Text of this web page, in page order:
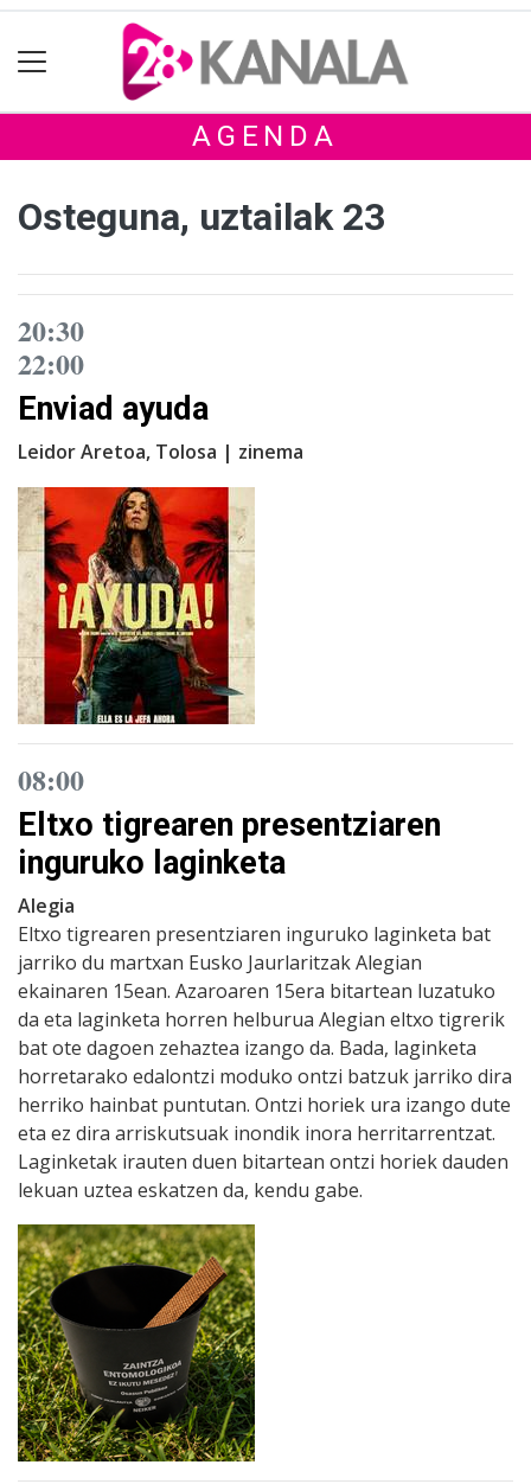
AGENDA
Osteguna, uztailak 23
20:30
22:00
Enviad ayuda
Leidor Aretoa, Tolosa | zinema
08:00
Eltxo tigrearen presentziaren
inguruko laginketa
Alegia
Eltxo tigrearen presentziaren inguruko laginketa bat
jarriko du martxan Eusko Jaurlaritzak Alegian
ekainaren 15ean. Azaroaren 15era bitartean luzatuko
da eta laginketa horren helburua Alegian eltxo tigrerik
bat ote dagoen zehaztea izango da. Bada, laginketa
horretarako edalontzi moduko ontzi batzuk jarriko dira
herriko hainbat puntutan. Ontzi horiek ura izango dute
eta ez dira arriskutsuak inondik inora herritarrentzat.
Laginketak irauten duen bitartean ontzi horiek dauden
lekuan uztea eskatzen da, kendu gabe.